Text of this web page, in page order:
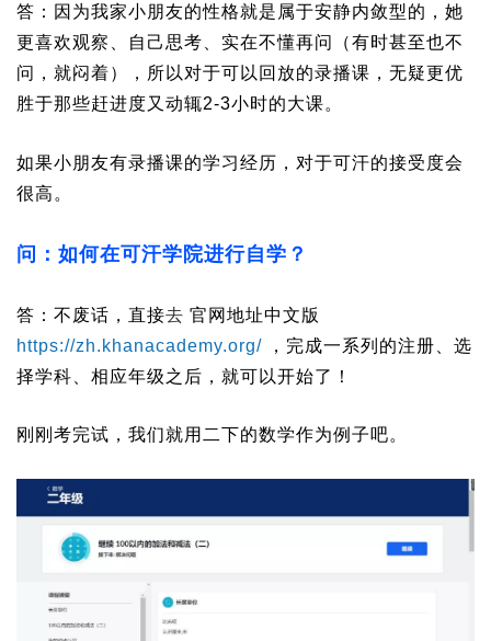
答：因为我家小朋友的性格就是属于安静内敛型的，她
更喜欢观察、自己思考、实在不懂再问（有时甚至也不
问，就闷着），所以对于可以回放的录播课，无疑更优
胜于那些赶进度又动辄2-3小时的大课。
如果小朋友有录播课的学习经历，对于可汗的接受度会
很高。
问：如何在可汗学院进行自学？
答：不废话，直接去 官网地址中文版
https://zh.khanacademy.org/
，完成一系列的注册、选
择学科、相应年级之后，就可以开始了！
刚刚考完试，我们就用二下的数学作为例子吧。